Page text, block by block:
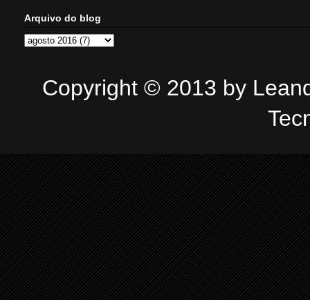
Arquivo do blog
Copyright © 2013 by